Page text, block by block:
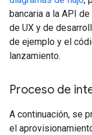
bancaria a la API
de UX y de
de ejemplo y el
lanzamiento.
Proceso de
A continuación, se
el